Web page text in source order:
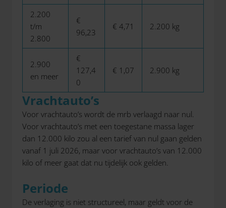
2.200
t/m
2.800
€
96,23
€ 4,71 2.200 kg
2.900
en meer
€
127,4
0
€ 1,07 2.900 kg
Vrachtauto’s
Voor vrachtauto’s wordt de mrb verlaagd naar nul.
Voor vrachtauto’s met een toegestane massa lager
dan 12.000 kilo zou al een tarief van nul gaan gelden
vanaf 1 juli 2026, maar voor vrachtauto’s van 12.000
kilo of meer gaat dat nu tijdelijk ook gelden.
Periode
De verlaging is niet structureel, maar geldt voor de